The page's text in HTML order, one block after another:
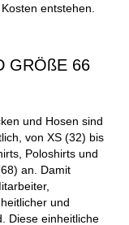
entstehen.
GRÖßE 66
und Hosen sind
von XS (32) bis
Poloshirts und
an. Damit
und
Diese einheitliche